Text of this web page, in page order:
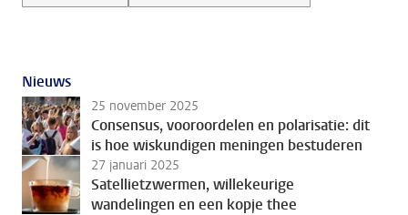
Nieuws
25 november 2025
Consensus, vooroordelen en polarisatie: dit
is hoe wiskundigen meningen bestuderen
27 januari 2025
Satellietzwermen, willekeurige
wandelingen en een kopje thee